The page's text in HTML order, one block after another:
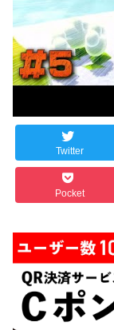
Twitter
Pocket